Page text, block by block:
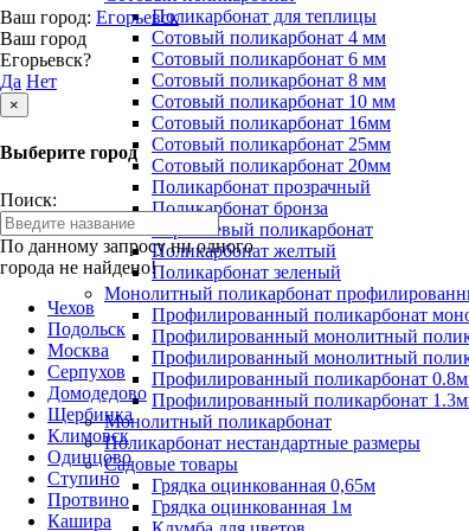
Ваш город: Егорьевск
Ваш город
Егорьевск?
Да Нет
×
Выберите город
Поиск:
По данному запросу ни одного
города не найдено!
Чехов
Подольск
Москва
Серпухов
Домодедово
Щербинка
Климовск
Одинцово
Ступино
Протвино
Кашира
Поликарбонат для теплицы
Сотовый поликарбонат 4 мм
Сотовый поликарбонат 6 мм
Сотовый поликарбонат 8 мм
Сотовый поликарбонат 10 мм
Сотовый поликарбонат 16мм
Сотовый поликарбонат 25мм
Сотовый поликарбонат 20мм
Поликарбонат прозрачный
Поликарбонат бронза
Коричневый поликарбонат
Поликарбонат желтый
Поликарбонат зеленый
Монолитный поликарбонат
Профилированный поликарбонат
Профилированный монолитный
Профилированный монолитный
Профилированный поликарбонат
Профилированный поликарбонат
Монолитный поликарбонат
Поликарбонат нестандартные размеры
Садовые товары
Грядка оцинкованная 0,65м
Грядка оцинкованная 1м